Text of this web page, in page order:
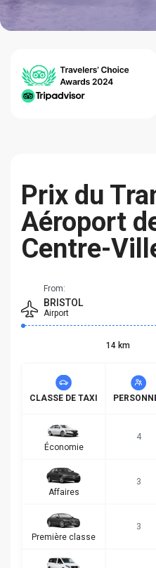
Prix du
Aéroport
Centre-
From:
BRISTOL
Airport
14 km
CLASSE DE TAXI
Économie
4
Affaires
3
Première classe
3